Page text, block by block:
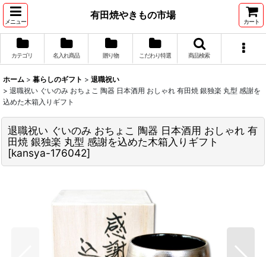
メニュー
有田焼やきもの市場
カート
カテゴリ 名入れ商品 贈り物 こだわり特選 商品検索
ホーム > 暮らしのギフト > 退職祝い
> 退職祝い ぐいのみ おちょこ 陶器 日本酒用 おしゃれ 有田焼 銀独楽 丸型 感謝を
込めた木箱入りギフト
退職祝い ぐいのみ おちょこ 陶器 日本酒用 おしゃれ 有
田焼 銀独楽 丸型 感謝を込めた木箱入りギフト
[kansya-176042]